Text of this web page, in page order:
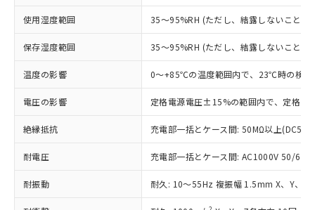
使用湿度範囲 35～95%RH (ただし、結露しないこと)
保存湿度範囲 35～95%RH (ただし、結露しないこと)
温度の影響 0～+85℃の温度範囲内で、23℃時の検
電圧の影響 定格電源電圧±15%の範囲内で、定格電
絶縁抵抗 充電部一括とケース間: 50MΩ以上
耐電圧 充電部一括とケース間: AC1000V 50/
耐振動 耐久: 10～55Hz 複振幅 1.5mm X、Y、Z
以下の条件をお読みいただき、同意のうえ
ご利用ください。
本サービスは、当社制御機器事業取扱
商品の当社在庫状況および標準価格
(税抜)を提供させていただくもので
当社制御機器事業取扱商品の中には、
本サービスの対象外となる商品もある
ことをご了承ください。
在庫状況および標準価格照会結果は、
記載している更新日時点での社内デー
タに基づき作成されるものであり、閲
対応予定なし：EU RoHS指令（10物質）の
非含有に非対応の商品で、対応品を出す予
定はありません。
調査・確認中：EU RoHS指令（10物質）の
非含有の対応状況を調査中または確認中の
非該当品：ライセンス料など無形物で、有
害物質有無と関係のない商品です。
仕入先様の事情により、非含有部品として
むを得ず変更することがあります。
※1 中国RoHS○×表
「○」：最大均質材料含有率が中国RoHSの
基準値以下であることを示します。
「×」：最大均質材料含有率が中国RoHSの
基準値を超えていることを示します。
「－」：未確認です。当社販売部門へお問
*中国RoHS10物質の基準値 (GB/T26572)：
当社は、これら貴社製品のうち、外国
（以下｢規制貨物等」という）を輸出
または国外への提供する場合は、日本